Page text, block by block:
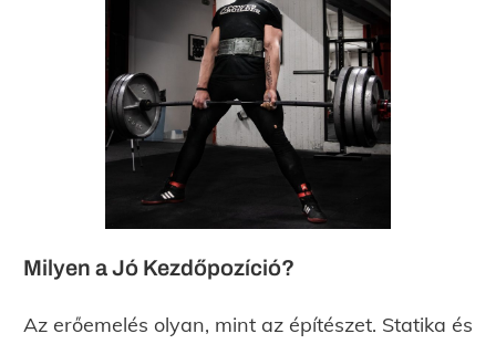
Milyen a Jó Kezdőpozíció?
Az erőemelés olyan, mint az építészet. Statika és